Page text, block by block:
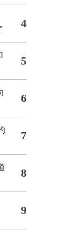
4
5
6
7
8
9